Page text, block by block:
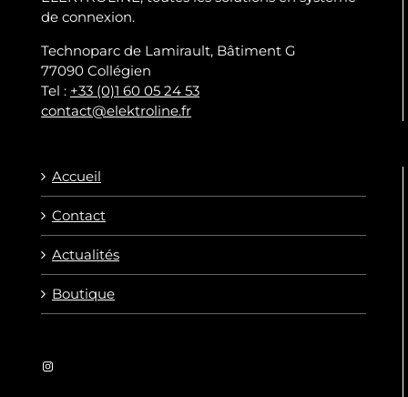
de connexion.
Technoparc de Lamirault, Bâtiment G
77090 Collégien
Tel : +33 (0)1 60 05 24 53
contact@elektroline.fr
Accueil
Contact
Actualités
Boutique